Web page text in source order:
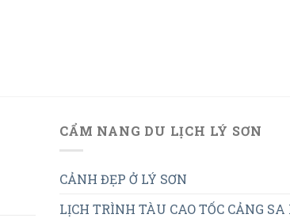
CẨM NANG DU LỊCH LÝ SƠN
CẢNH ĐẸP Ở LÝ SƠN
LỊCH TRÌNH TÀU CAO TỐC CẢNG SA